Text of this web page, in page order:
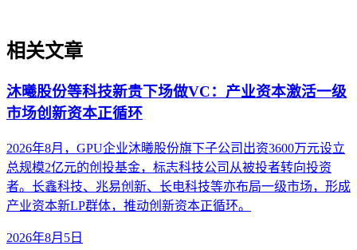
相关文章
沐曦股份等科技新贵下场做VC：产业资本激活一级
市场创新资本正循环
2026年8月，GPU企业沐曦股份旗下子公司出资3600万元设立
总规模2亿元的创投基金，标志科技公司从被投者转向投资
者。长鑫科技、兆易创新、长电科技等亦布局一级市场，形成
产业资本新LP群体，推动创新资本正循环。
2026年8月5日